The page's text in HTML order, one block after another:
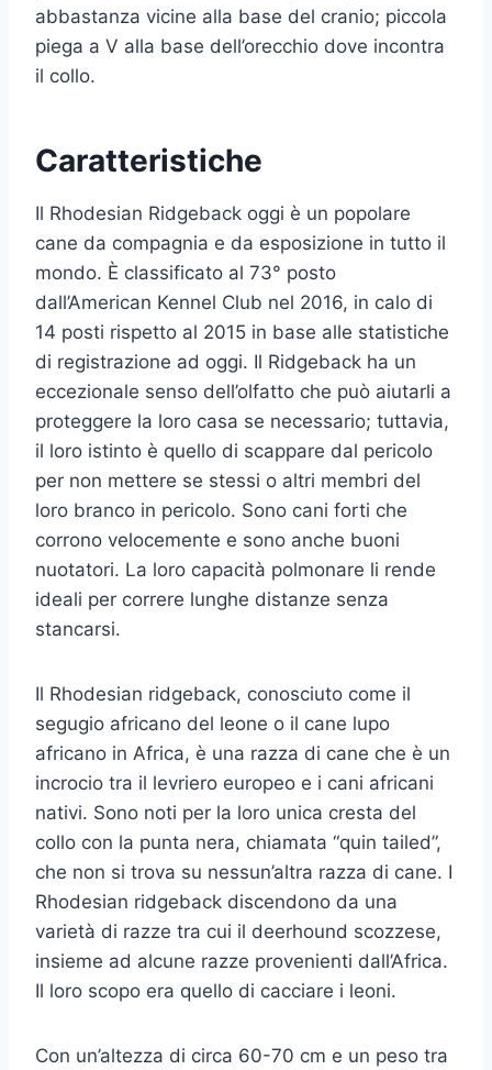
abbastanza vicine alla base del cranio; piccola
piega a V alla base dell’orecchio dove incontra
il collo.
Caratteristiche
Il Rhodesian Ridgeback oggi è un popolare
cane da compagnia e da esposizione in tutto il
mondo. È classificato al 73° posto
dall’American Kennel Club nel 2016, in calo di
14 posti rispetto al 2015 in base alle statistiche
di registrazione ad oggi. Il Ridgeback ha un
eccezionale senso dell’olfatto che può aiutarli a
proteggere la loro casa se necessario; tuttavia,
il loro istinto è quello di scappare dal pericolo
per non mettere se stessi o altri membri del
loro branco in pericolo. Sono cani forti che
corrono velocemente e sono anche buoni
nuotatori. La loro capacità polmonare li rende
ideali per correre lunghe distanze senza
stancarsi.
Il Rhodesian ridgeback, conosciuto come il
segugio africano del leone o il cane lupo
africano in Africa, è una razza di cane che è un
incrocio tra il levriero europeo e i cani africani
nativi. Sono noti per la loro unica cresta del
collo con la punta nera, chiamata “quin tailed”,
che non si trova su nessun’altra razza di cane. I
Rhodesian ridgeback discendono da una
varietà di razze tra cui il deerhound scozzese,
insieme ad alcune razze provenienti dall’Africa.
Il loro scopo era quello di cacciare i leoni.
Con un’altezza di circa 60-70 cm e un peso tra